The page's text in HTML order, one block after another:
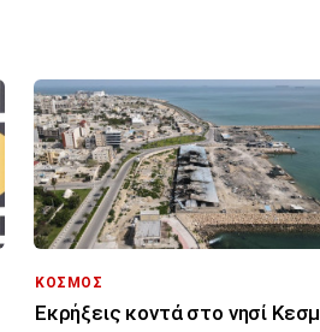
ΚΟΣΜΟΣ
Εκρήξεις κοντά στο νησί Κεσμ